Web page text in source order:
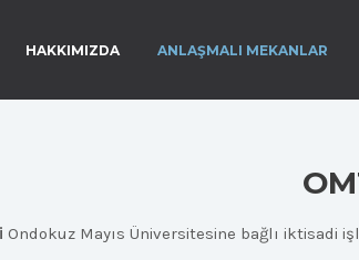
HAKKIMIZDA ANLAŞMALI MEKANLAR
Ondokuz Mayıs Üniversitesine bağlı iktisadi